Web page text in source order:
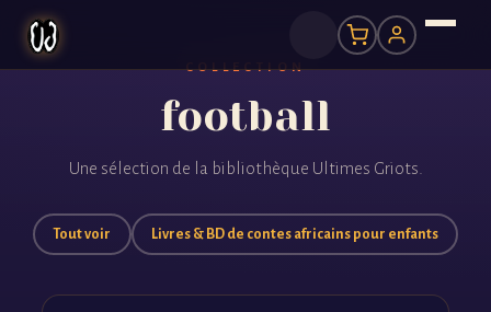
COLLECTION
football
Une sélection de la bibliothèque Ultimes Griots.
Tout voir Livres & BD de contes africains pour enfants